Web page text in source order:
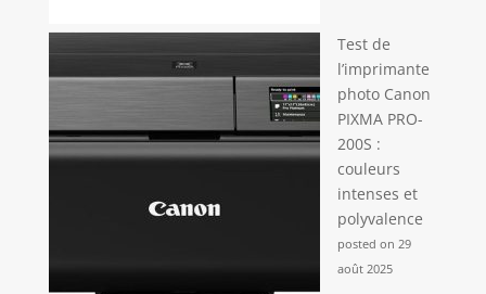
Test de
l’imprimante
photo Canon
PIXMA PRO-
200S :
couleurs
intenses et
polyvalence
posted on 29
août 2025